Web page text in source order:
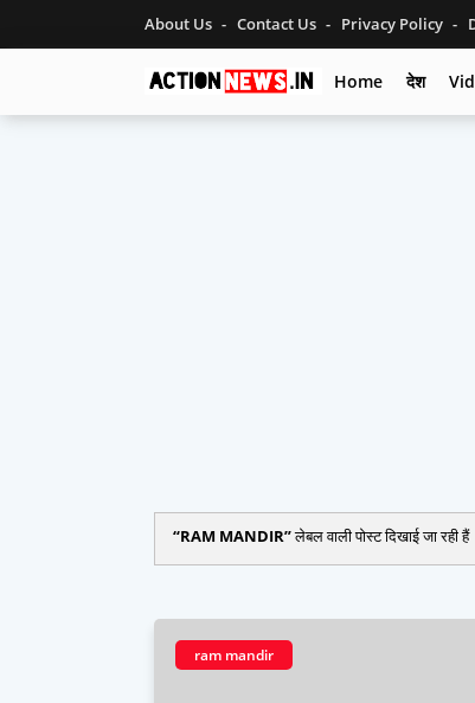
About Us Contact Us Privacy Policy
Home देश
RAM MANDIR लेबल वाली पोस्ट दिखाई जा रही हैं
ram mandir